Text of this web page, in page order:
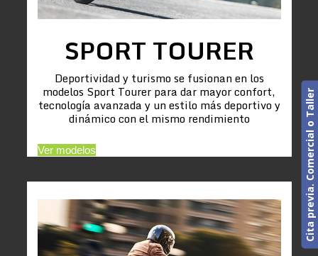
SPORT TOURER
Deportividad y turismo se fusionan en los
modelos Sport Tourer para dar mayor confort,
tecnología avanzada y un estilo más deportivo y
dinámico con el mismo rendimiento
Ver modelos Cita previa. Comercial o Taller